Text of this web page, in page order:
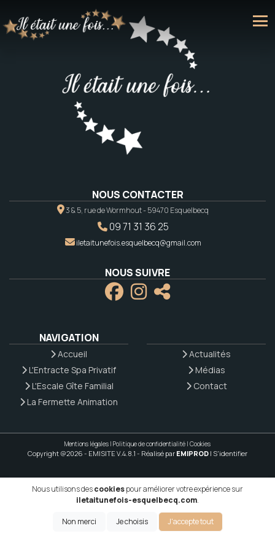
NOUS CONTACTER
3 & 5, rue de Wormhout - 59470 Esquelbecq
09 71 31 36 25
iletaitunefois.esquelbecq@gmail.com
NOUS SUIVRE
NAVIGATION
Accueil
L'Entracte Spa Privatif
L'Escale Gîte Familial
La Fermette Animation
Actualités
Médias
Contact
Mentions légales | Politique de confidentialité | Cookies
Copyright @2026 - EMISITE V.4.8.1 - Réalisé par EMIPROD | S'identifier
Nous utilisons descookiespour améliorer votre expérience sur
iletaitunefois-esquelbecq.com.
Non merci Je choisis J'accepte tout